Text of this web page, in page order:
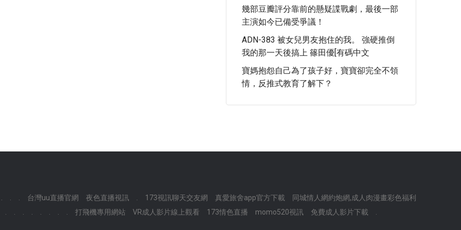
幾部豆瓣評分靠前的懸疑諜戰劇，最後一部
主演如今已備受爭議！
ADN-383 被女兒男友抱住的我。 強硬推倒
我的那一天後搞上 篠田優[有碼中文
寶媽抱怨自己為了孩子好，寶寶卻完全不領
情，反推式教育了解下？
台灣uu直播官網 夜色直播視訊 173視訊聊天交友網 真愛旅舍app官方下載
同城情人網約炮網,成人肉漫畫彩色福利
打飛機專用網站 VR成人影片線上觀看 173情色直播 momo520視訊 免費成人影片下載